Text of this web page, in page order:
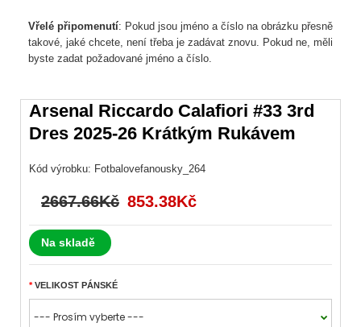
Vřelé připomenutí: Pokud jsou jméno a číslo na obrázku přesně
takové, jaké chcete, není třeba je zadávat znovu. Pokud ne, měli
byste zadat požadované jméno a číslo.
Arsenal Riccardo Calafiori #33 3rd
Dres 2025-26 Krátkým Rukávem
Kód výrobku: Fotbalovefanousky_264
2667.66Kč 853.38Kč
Na skladě
VELIKOST PÁNSKÉ